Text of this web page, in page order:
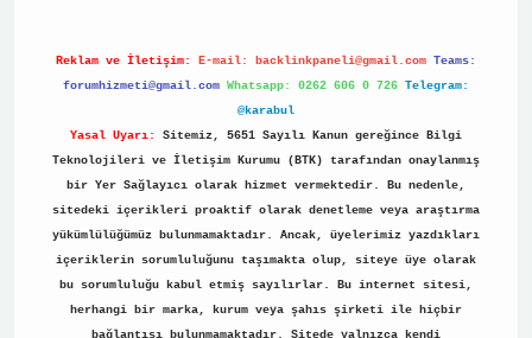
Reklam ve İletişim: E-mail: backlinkpaneli@gmail.com
Teams:
forumhizmeti@gmail.com Whatsapp: 0262 606 0 726
Telegram:
@karabul
Yasal Uyarı:
Sitemiz, 5651 Sayılı Kanun gereğince Bilgi
Teknolojileri ve İletişim Kurumu (BTK) tarafından onaylanmış
bir Yer Sağlayıcı olarak hizmet vermektedir. Bu nedenle,
sitedeki içerikleri proaktif olarak denetleme veya araştırma
yükümlülüğümüz bulunmamaktadır. Ancak, üyelerimiz yazdıkları
içeriklerin sorumluluğunu taşımakta olup, siteye üye olarak
bu sorumluluğu kabul etmiş sayılırlar. Bu internet sitesi,
herhangi bir marka, kurum veya şahıs şirketi ile hiçbir